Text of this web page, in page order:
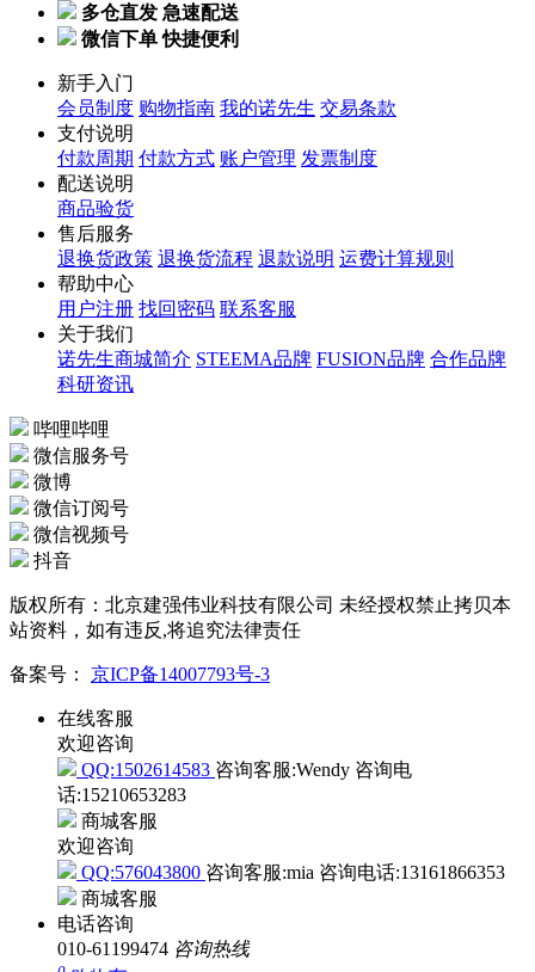
多仓直发 急速配送
微信下单 快捷便利
新手入门
会员制度 购物指南 我的诺先生 交易条款
支付说明
付款周期 付款方式 账户管理 发票制度
配送说明
商品验货
售后服务
退换货政策 退换货流程 退款说明 运费计算规则
帮助中心
用户注册 找回密码 联系客服
关于我们
诺先生商城简介 STEEMA品牌 FUSION品牌 合作品牌
科研资讯
哔哩哔哩
微信服务号
微博
微信订阅号
微信视频号
抖音
版权所有：北京建强伟业科技有限公司 未经授权禁止拷贝本
站资料，如有违反,将追究法律责任
备案号： 京ICP备14007793号-3
在线客服
欢迎咨询
QQ:1502614583 咨询客服:Wendy 咨询电
话:15210653283
商城客服
欢迎咨询
QQ:576043800 咨询客服:mia 咨询电话:13161866353
商城客服
电话咨询
010-61199474 咨询热线